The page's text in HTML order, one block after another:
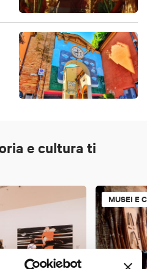
e cultura ti
MUSEI E